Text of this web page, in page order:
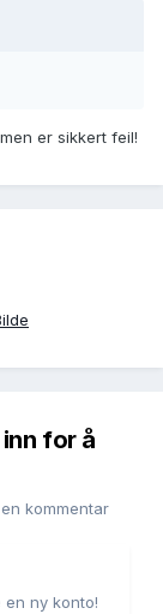
er sikkert feil!
for å
kommentar
ny konto!